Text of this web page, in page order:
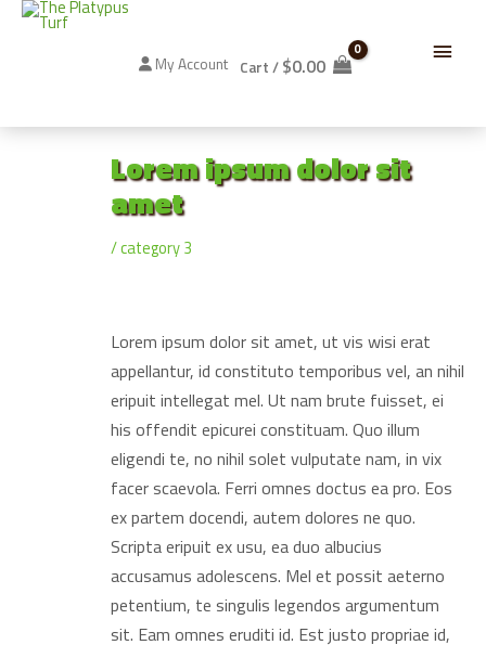
Skip
My Account Cart / $0.00
Lorem ipsum dolor sit
amet
/category 3
Lorem ipsum dolor sit amet, ut vis wisi erat
appellantur, id constituto temporibus vel, an nihil
eripuit intellegat mel. Ut nam brute fuisset, ei
his offendit epicurei constituam. Quo illum
eligendi te, no nihil solet vulputate nam, in vix
facer scaevola. Ferri omnes doctus ea pro. Eos
ex partem docendi, autem dolores ne quo.
Scripta eripuit ex usu, ea duo albucius
accusamus adolescens. Mel et possit aeterno
petentium, te singulis legendos argumentum
sit. Eam omnes eruditi id. Est justo propriae id,